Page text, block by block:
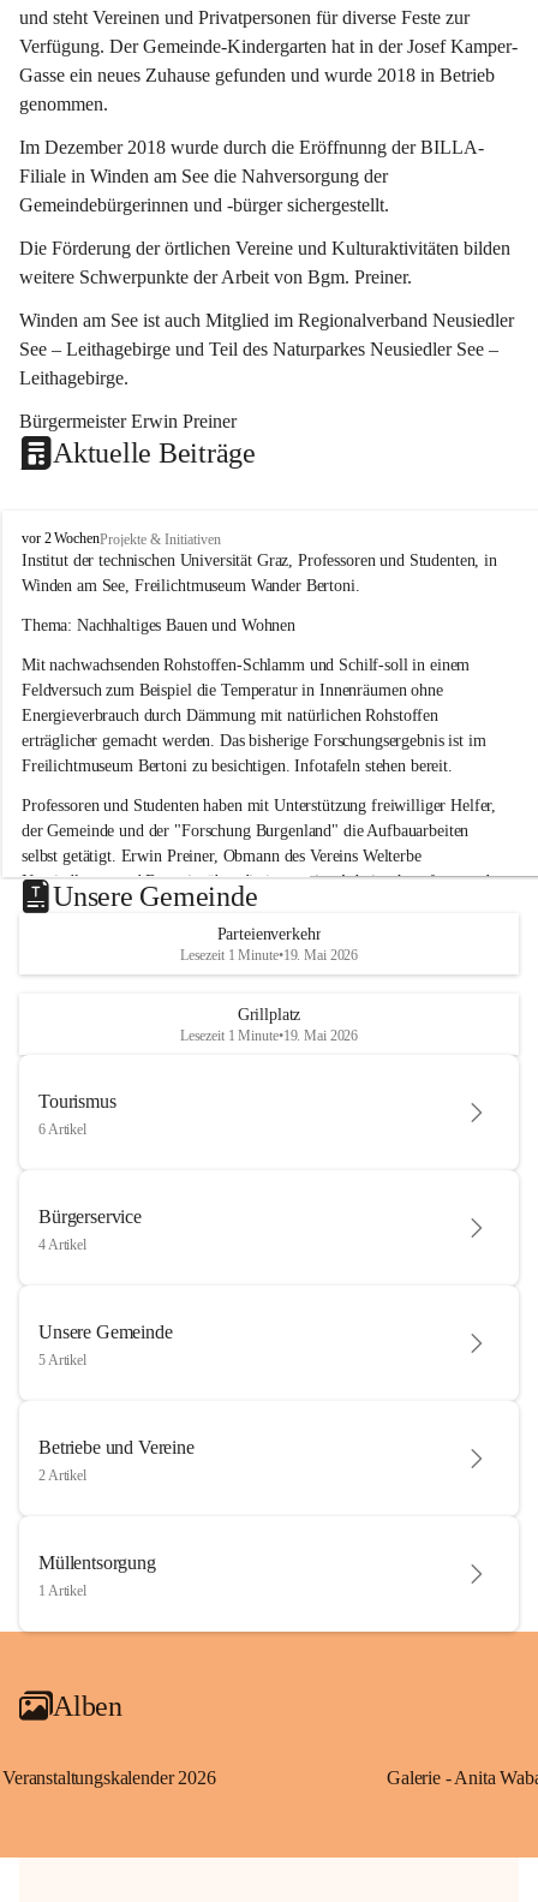
und steht Vereinen und Privatpersonen für diverse Feste zur
Verfügung. Der Gemeinde-Kindergarten hat in der Josef Kamper-
Gasse ein neues Zuhause gefunden und wurde 2018 in Betrieb
genommen.
Im Dezember 2018 wurde durch die Eröffnunng der BILLA-
Filiale in Winden am See die Nahversorgung der
Gemeindebürgerinnen und -bürger sichergestellt.
Die Förderung der örtlichen Vereine und Kulturaktivitäten bilden
weitere Schwerpunkte der Arbeit von Bgm. Preiner.
Winden am See ist auch Mitglied im Regionalverband Neusiedler
See – Leithagebirge und Teil des Naturparkes Neusiedler See –
Leithagebirge.
Bürgermeister Erwin Preiner
Aktuelle Beiträge
W
i
n
e
a
m
S
e
e
vor 2 WochenProjekte & Initiativen
Institut der technischen Universität Graz, Professoren und Studenten, in
Winden am See, Freilichtmuseum Wander Bertoni.
Thema: Nachhaltiges Bauen und Wohnen
Mit nachwachsenden Rohstoffen-Schlamm und Schilf-soll in einem
Feldversuch zum Beispiel die Temperatur in Innenräumen ohne
Energieverbrauch durch Dämmung mit natürlichen Rohstoffen
erträglicher gemacht werden. Das bisherige Forschungsergebnis ist im
Freilichtmuseum Bertoni zu besichtigen. Infotafeln stehen bereit.
Professoren und Studenten haben mit Unterstützung freiwilliger Helfer,
der Gemeinde und der "Forschung Burgenland" die Aufbauarbeiten
selbst getätigt. Erwin Preiner, Obmann des Vereins Welterbe
Neusiedlersee und Bgm. ist über die innovative Arbeit sehr erfreut und
hofft auf baldige praktische Anwendung der Forschungsergebnisse.
Gerade in Zeiten des Klimawandels ist jede technologische Innovation
wichtig!
Unsere Gemeinde
Parteienverkehr
Lesezeit 1 Minute•19. Mai 2026
Grillplatz
Lesezeit 1 Minute•19. Mai 2026
Tourismus
6 Artikel
Bürgerservice
4 Artikel
Unsere Gemeinde
5 Artikel
Betriebe und Vereine
2 Artikel
Müllentsorgung
1 Artikel
Alben
Veranstaltungskalender 2026 Galerie - Anita